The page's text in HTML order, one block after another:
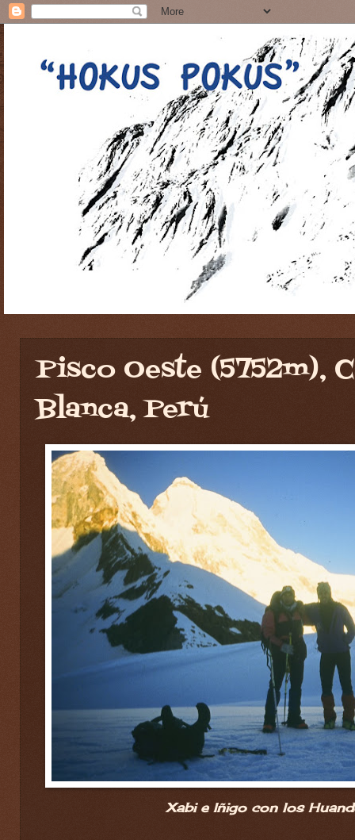
Pisco Oeste (5752m),
Blanca, Perú
Xabi e Iñigo con los